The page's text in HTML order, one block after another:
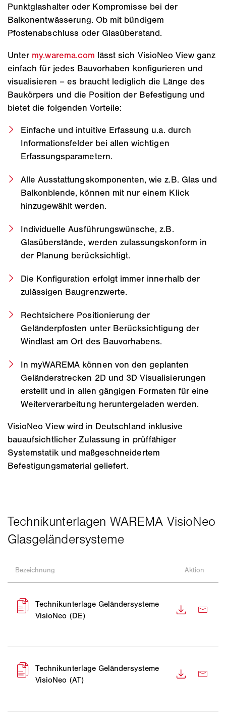
Punktglashalter oder Kompromisse bei der
Balkonentwässerung. Ob mit bündigem
Pfostenabschluss oder Glasüberstand.
Unter my.warema.com lässt sich VisioNeo View ganz
einfach für jedes Bauvorhaben konfigurieren und
visualisieren – es braucht lediglich die Länge des
Baukörpers und die Position der Befestigung und
bietet die folgenden Vorteile:
Einfache und intuitive Erfassung u.a. durch
Informationsfelder bei allen wichtigen
Erfassungsparametern.
Alle Ausstattungskomponenten, wie z.B. Glas und
Balkonblende, können mit nur einem Klick
hinzugewählt werden.
Individuelle Ausführungswünsche, z.B.
Glasüberstände, werden zulassungskonform in
der Planung berücksichtigt.
Die Konfiguration erfolgt immer innerhalb der
zulässigen Baugrenzwerte.
Rechtsichere Positionierung der
Geländerpfosten unter Berücksichtigung der
Windlast am Ort des Bauvorhabens.
In myWAREMA können von den geplanten
Geländerstrecken 2D und 3D Visualisierungen
erstellt und in allen gängigen Formaten für eine
Weiterverarbeitung heruntergeladen werden.
VisioNeo View wird in Deutschland inklusive
bauaufsichtlicher Zulassung in prüffähiger
Systemstatik und maßgeschneidertem
Befestigungsmaterial geliefert.